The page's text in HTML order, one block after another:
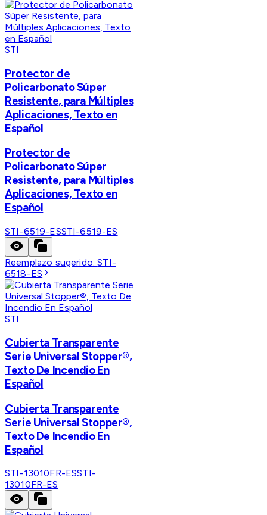
STI
Protector de
Policarbonato Súper
Resistente, para Múltiples
Aplicaciones, Texto en
Español
Protector de
Policarbonato Súper
Resistente, para Múltiples
Aplicaciones, Texto en
Español
STI-6519-ESSTI-6519-ES
Reemplazo sugerido:STI-
6518-ES
STI
Cubierta Transparente
Serie Universal Stopper®,
Texto De Incendio En
Español
Cubierta Transparente
Serie Universal Stopper®,
Texto De Incendio En
Español
STI-13010FR-ESSTI-
13010FR-ES